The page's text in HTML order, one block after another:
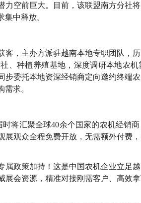
空前巨大。目前，该联盟南方分社
中释放。
客，主办方派驻越南本地专职团队，
、种植养殖基地，深度调研本地农
委托本地资深经销商定向邀约终端
求。
将汇聚全球40余个国家的农机经销
观众全程免费开放，无需额外付费
政策加持！这是中国农机企业立足
会资源，精准对接刚需客户、高效